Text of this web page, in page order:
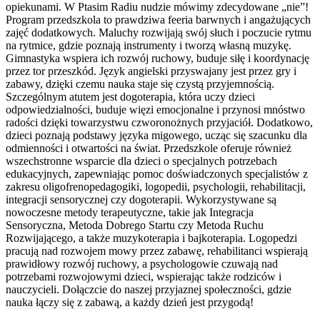
opiekunami. W Ptasim Radiu nudzie mówimy zdecydowane „nie”!
Program przedszkola to prawdziwa feeria barwnych i angażujących
zajęć dodatkowych. Maluchy rozwijają swój słuch i poczucie rytmu
na rytmice, gdzie poznają instrumenty i tworzą własną muzykę.
Gimnastyka wspiera ich rozwój ruchowy, buduje siłę i koordynację
przez tor przeszkód. Język angielski przyswajany jest przez gry i
zabawy, dzięki czemu nauka staje się czystą przyjemnością.
Szczególnym atutem jest dogoterapia, która uczy dzieci
odpowiedzialności, buduje więzi emocjonalne i przynosi mnóstwo
radości dzięki towarzystwu czworonożnych przyjaciół. Dodatkowo,
dzieci poznają podstawy języka migowego, ucząc się szacunku dla
odmienności i otwartości na świat. Przedszkole oferuje również
wszechstronne wsparcie dla dzieci o specjalnych potrzebach
edukacyjnych, zapewniając pomoc doświadczonych specjalistów z
zakresu oligofrenopedagogiki, logopedii, psychologii, rehabilitacji,
integracji sensorycznej czy dogoterapii. Wykorzystywane są
nowoczesne metody terapeutyczne, takie jak Integracja
Sensoryczna, Metoda Dobrego Startu czy Metoda Ruchu
Rozwijającego, a także muzykoterapia i bajkoterapia. Logopedzi
pracują nad rozwojem mowy przez zabawę, rehabilitanci wspierają
prawidłowy rozwój ruchowy, a psychologowie czuwają nad
potrzebami rozwojowymi dzieci, wspierając także rodziców i
nauczycieli. Dołączcie do naszej przyjaznej społeczności, gdzie
nauka łączy się z zabawą, a każdy dzień jest przygodą!